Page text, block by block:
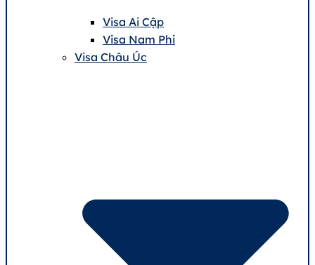
Visa Ai Cập
Visa Nam Phi
Visa Châu Úc